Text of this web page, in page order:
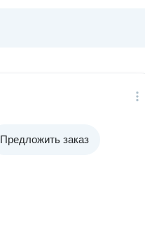
Предложить заказ